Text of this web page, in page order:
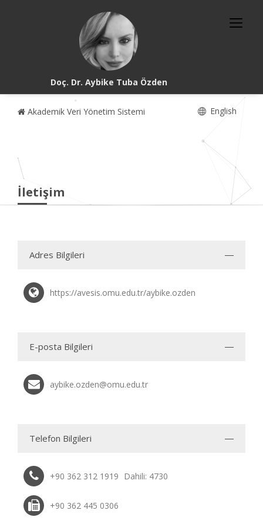
Doç. Dr. Aybike Tuba Özden
Akademik Veri Yönetim Sistemi English
İletişim
Adres Bilgileri
https://avesis.omu.edu.tr/aybike.ozden
E-posta Bilgileri
aybike.ozden@omu.edu.tr
Telefon Bilgileri
+90 362 312 1919 Dahili: 4730
+90 362 445 0306